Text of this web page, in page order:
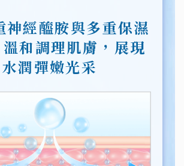
神經醯胺與多重保濕
溫和調理肌膚，展現
水潤彈嫩光采